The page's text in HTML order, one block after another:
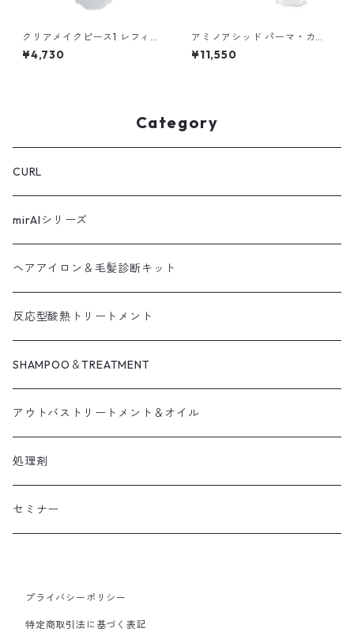
クリアメイクピース1 レフィル
（500ml）
¥4,730
アミノアシッド パーマ・カー
リング専用レブリン酸（5000
ml）
¥11,550
Category
CURL
mirAIシリーズ
ヘアアイロン＆毛髪診断キット
反応型酸熱トリートメント
SHAMPOO＆TREATMENT
アウトバストリートメント＆オイル
処理剤
セミナー
プライバシーポリシー
特定商取引法に基づく表記